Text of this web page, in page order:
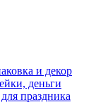
и декор
деньги
праздника